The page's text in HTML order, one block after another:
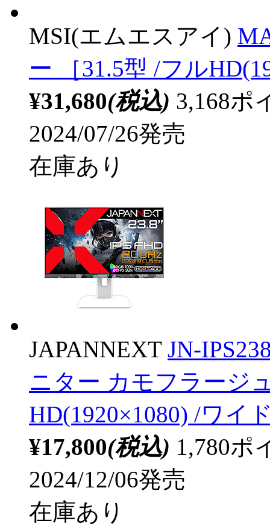
MSI(エムエスアイ)
ー ［31.5型 /フル
¥31,680(税込) 3,168ポ
2024/07/26発売
在庫あり
JAPANNEXT JN-
ニター カモフラージ
HD(1920×1080) /ワイ
¥17,800(税込) 1,780ポ
2024/12/06発売
在庫あり